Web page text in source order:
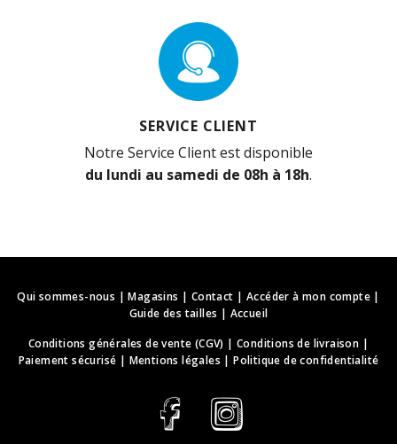
SERVICE CLIENT
Notre Service Client est disponible
du lundi au samedi de 08h à 18h.
Qui sommes-nous |Magasins | Contact | Accéder à mon compte|
Guide des tailles | Accueil
Conditions générales de vente (CGV) |Conditions de livraison |
Paiement sécurisé | Mentions légales |Politique de confidentialité